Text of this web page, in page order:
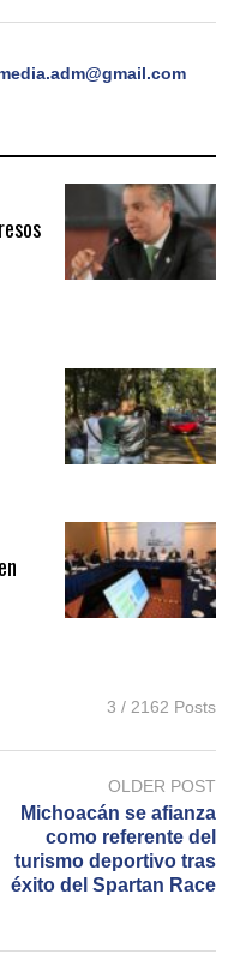
3 / 2162 Posts
OLDER POST
Michoacán se afianza
como referente del
turismo deportivo tras
éxito del Spartan Race